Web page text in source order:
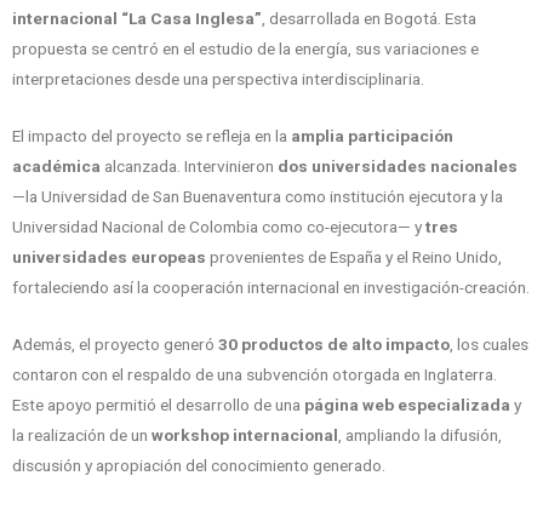
internacional “La Casa Inglesa”, desarrollada en Bogotá. Esta
propuesta se centró en el estudio de la energía, sus variaciones e
interpretaciones desde una perspectiva interdisciplinaria.
El impacto del proyecto se refleja en la amplia participación
académica alcanzada. Intervinieron dos universidades nacionales
—la Universidad de San Buenaventura como institución ejecutora y la
Universidad Nacional de Colombia como co-ejecutora— ytres
universidades europeas provenientes de España y el Reino Unido,
fortaleciendo así la cooperación internacional en investigación-creación.
Además, el proyecto generó 30 productos de alto impacto , los cuales
contaron con el respaldo de una subvención otorgada en Inglaterra.
Este apoyo permitió el desarrollo de una página web especializada y
la realización de un workshop internacional , ampliando la difusión,
discusión y apropiación del conocimiento generado.